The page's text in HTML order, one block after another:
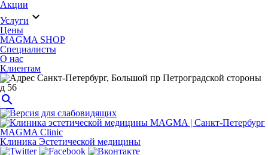
Акции
Услуги expand_more
Цены
MAGMA SHOP
Специалисты
О нас
Клиентам
Санкт-Петербург, Большой пр Петроградской стороны
д 56
search
MAGMA Clinic
Клиника Эстетической медицины